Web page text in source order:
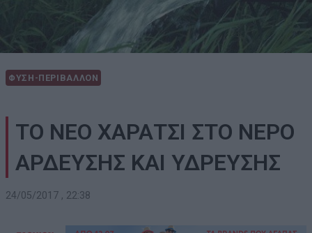
ΦΥΣΗ-ΠΕΡΙΒΑΛΛΟΝ
ΤΟ ΝΕΟ ΧΑΡΑΤΣΙ ΣΤΟ ΝΕΡΟ
ΑΡΔΕΥΣΗΣ ΚΑΙ ΥΔΡΕΥΣΗΣ
24/05/2017 , 22:38